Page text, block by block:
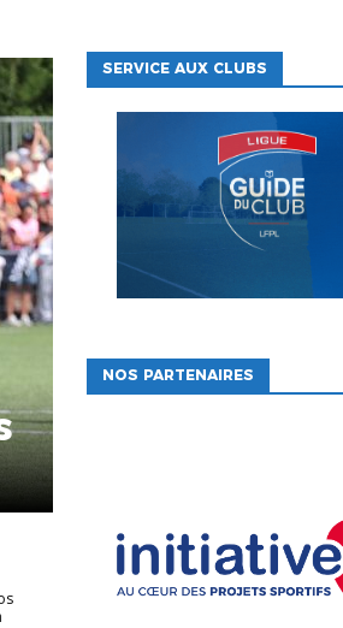
SERVICE AUX CLUBS
NOS PARTENAIRES